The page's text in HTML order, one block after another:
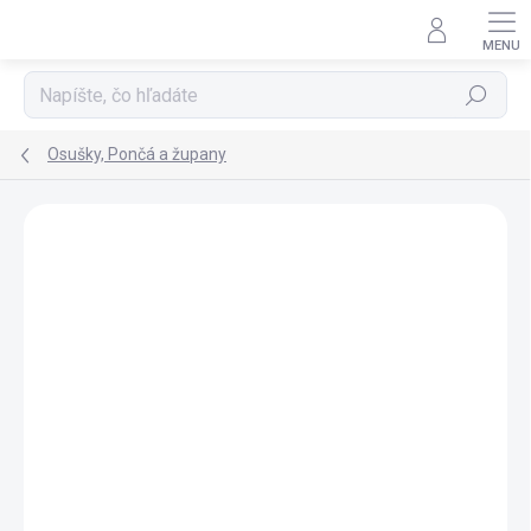
Hľadať
Osušky, Pončá a župany